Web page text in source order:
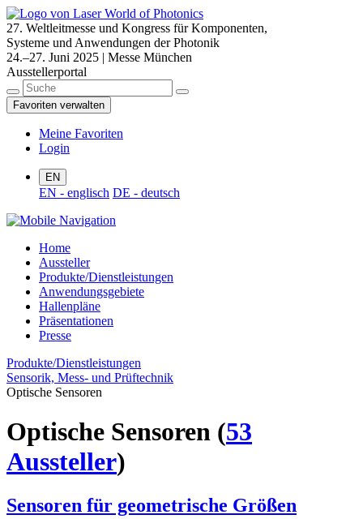
27. Weltleitmesse und Kongress für Komponenten,
Systeme und Anwendungen der Photonik
24.–27. Juni 2025 | Messe München
Ausstellerportal
Favoriten verwalten
Meine Favoriten
Login
EN
EN - englisch DE - deutsch
Home
Aussteller
Produkte/Dienstleistungen
Anwendungsgebiete
Hallenpläne
Präsentationen
Presse
Produkte/Dienstleistungen
Sensorik, Mess- und Prüftechnik
Optische Sensoren
Optische Sensoren (53
Aussteller)
Sensoren für geometrische Größen